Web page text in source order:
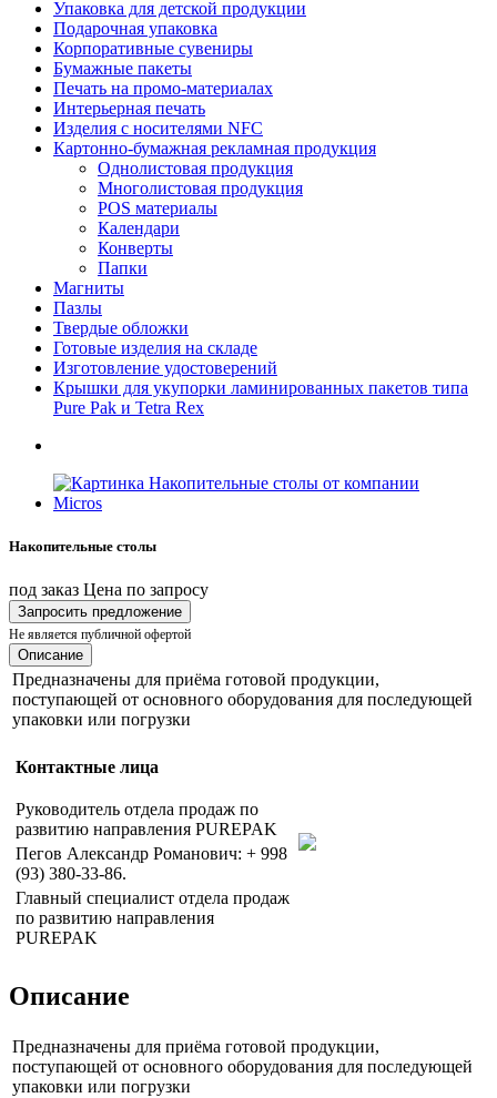
Упаковка для детской продукции
Подарочная упаковка
Корпоративные сувениры
Бумажные пакеты
Печать на промо-материалах
Интерьерная печать
Изделия с носителями NFC
Картонно-бумажная рекламная продукция
Однолистовая продукция
Многолистовая продукция
POS материалы
Календари
Конверты
Папки
Магниты
Пазлы
Твердые обложки
Готовые изделия на складе
Изготовление удостоверений
Крышки для укупорки ламинированных пакетов типа
Pure Pak и Tetra Rex
Накопительные столы
под заказ Цена по запросу
Запросить предложение
Не является публичной офертой
Описание
Предназначены для приёма готовой продукции,
поступающей от основного оборудования для последующей
упаковки или погрузки
Контактные лица
Руководитель отдела продаж по
развитию направления PUREPAK
Пегов Александр Романович: + 998
(93) 380-33-86.
Главный специалист отдела продаж
по развитию направления
PUREPAK
Описание
Предназначены для приёма готовой продукции,
поступающей от основного оборудования для последующей
упаковки или погрузки